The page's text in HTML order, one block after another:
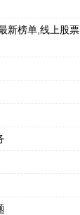
新榜单,线上股票